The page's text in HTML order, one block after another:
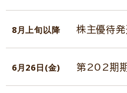
8月上旬以降 株主優待発
6月26日(金) 第202期